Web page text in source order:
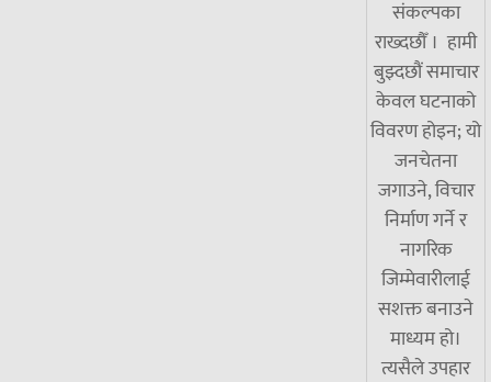
संकल्पका
राख्दछौँ । हामी
बुझ्दछौं समाचार
केवल घटनाको
विवरण होइन; यो
जनचेतना
जगाउने, विचार
निर्माण गर्ने र
नागरिक
जिम्मेवारीलाई
सशक्त बनाउने
माध्यम हो।
त्यसैले उपहार